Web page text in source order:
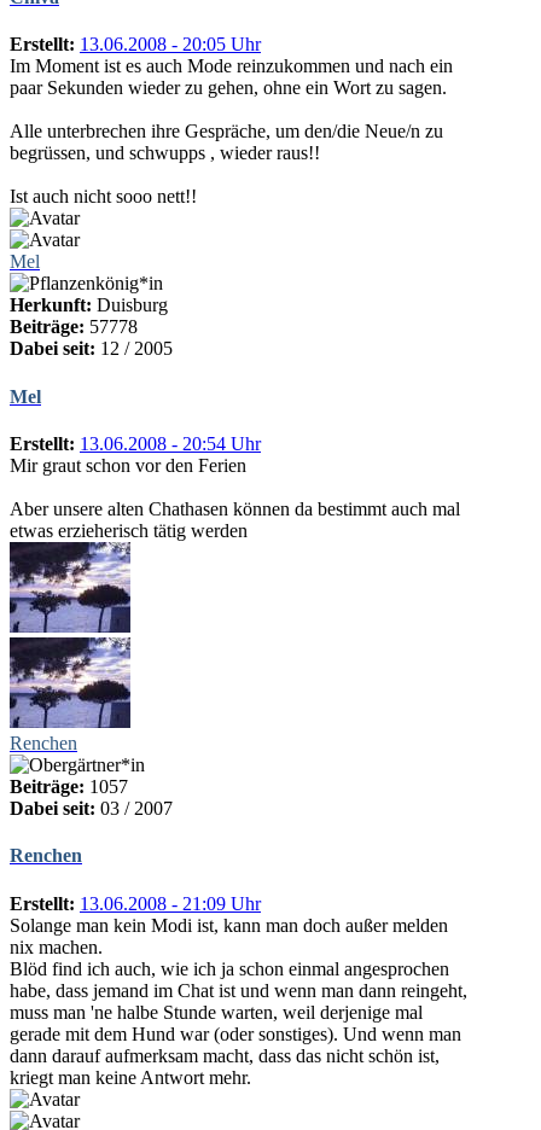
Erstellt: 13.06.2008 - 20:05 Uhr
Im Moment ist es auch Mode reinzukommen und nach ein
paar Sekunden wieder zu gehen, ohne ein Wort zu sagen.
Alle unterbrechen ihre Gespräche, um den/die Neue/n zu
begrüssen, und schwupps , wieder raus!!
Ist auch nicht sooo nett!!
Mel
Herkunft: Duisburg
Beiträge: 57778
Dabei seit: 12 / 2005
Mel
Erstellt: 13.06.2008 - 20:54 Uhr
Mir graut schon vor den Ferien
Aber unsere alten Chathasen können da bestimmt auch mal
etwas erzieherisch tätig werden
Renchen
Beiträge: 1057
Dabei seit: 03 / 2007
Renchen
Erstellt: 13.06.2008 - 21:09 Uhr
Solange man kein Modi ist, kann man doch außer melden
nix machen.
Blöd find ich auch, wie ich ja schon einmal angesprochen
habe, dass jemand im Chat ist und wenn man dann reingeht,
muss man 'ne halbe Stunde warten, weil derjenige mal
gerade mit dem Hund war (oder sonstiges). Und wenn man
dann darauf aufmerksam macht, dass das nicht schön ist,
kriegt man keine Antwort mehr.